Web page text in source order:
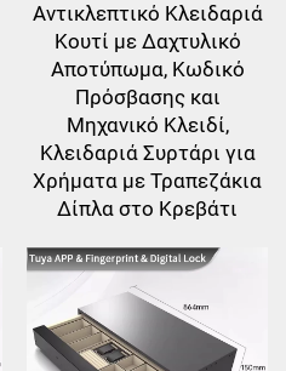
Αντικλεπτικό Κλειδαριά
Κουτί με Δαχτυλικό
Αποτύπωμα, Κωδικό
Πρόσβασης και
Μηχανικό Κλειδί,
Κλειδαριά Συρτάρι για
Χρήματα με Τραπεζάκια
Δίπλα στο Κρεβάτι